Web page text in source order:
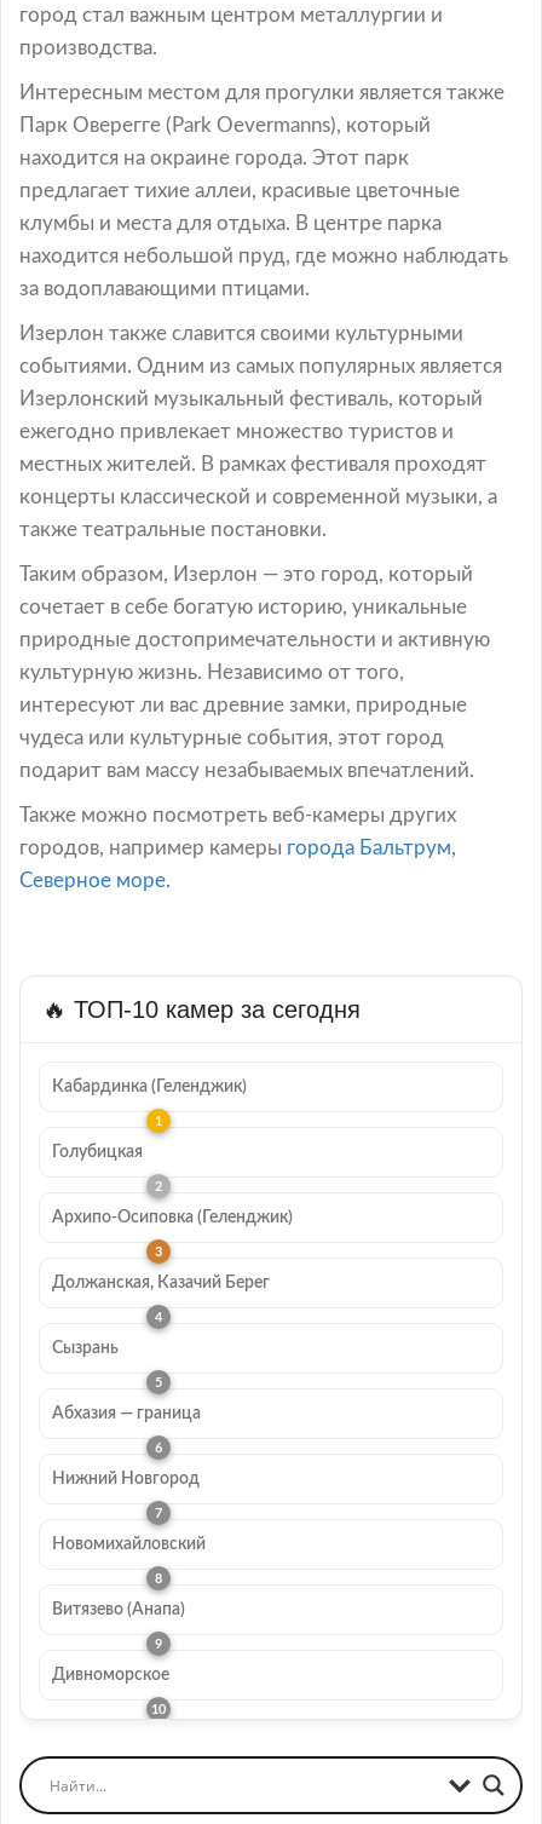
город стал важным центром металлургии и
производства.
Интересным местом для прогулки является также
Парк Оверегге (Park Oevermanns), который
находится на окраине города. Этот парк
предлагает тихие аллеи, красивые цветочные
клумбы и места для отдыха. В центре парка
находится небольшой пруд, где можно наблюдать
за водоплавающими птицами.
Изерлон также славится своими культурными
событиями. Одним из самых популярных является
Изерлонский музыкальный фестиваль, который
ежегодно привлекает множество туристов и
местных жителей. В рамках фестиваля проходят
концерты классической и современной музыки, а
также театральные постановки.
Таким образом, Изерлон — это город, который
сочетает в себе богатую историю, уникальные
природные достопримечательности и активную
культурную жизнь. Независимо от того,
интересуют ли вас древние замки, природные
чудеса или культурные события, этот город
подарит вам массу незабываемых впечатлений.
Также можно посмотреть веб-камеры других
городов, например камеры города Бальтрум,
Северное море.
🔥 ТОП-10 камер за сегодня
Кабардинка (Геленджик)
Голубицкая
Архипо-Осиповка (Геленджик)
Должанская, Казачий Берег
Сызрань
Абхазия — граница
Нижний Новгород
Новомихайловский
Витязево (Анапа)
Дивноморское